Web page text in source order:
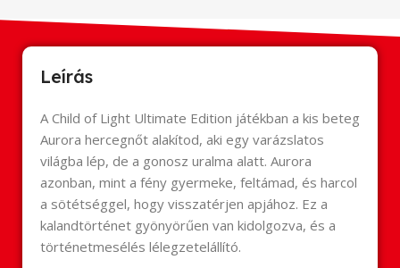
Leírás
A Child of Light Ultimate Edition játékban a kis beteg
Aurora hercegnőt alakítod, aki egy varázslatos
világba lép, de a gonosz uralma alatt. Aurora
azonban, mint a fény gyermeke, feltámad, és harcol
a sötétséggel, hogy visszatérjen apjához. Ez a
kalandtörténet gyönyörűen van kidolgozva, és a
történetmesélés lélegzetelállító.